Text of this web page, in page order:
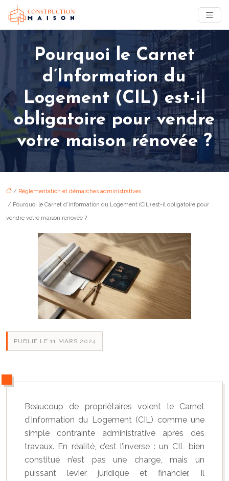
Pourquoi le Carnet
d’Information du
Logement (CIL) est-il
obligatoire pour vendre
votre maison rénovée ?
/ Réglementation et démarches administratives
/ Pourquoi le Carnet d’Information du Logement (CIL) est-il obligatoire pour
vendre votre maison rénovée ?
PUBLIÉ LE 11 MARS 2024
Beaucoup de propriétaires voient le Carnet
d’Information du Logement (CIL) comme une
simple contrainte administrative après des
travaux. En réalité, c’est l’inverse : un CIL bien
constitué n’est pas une charge, mais un
puissant levier juridique et financier. Il